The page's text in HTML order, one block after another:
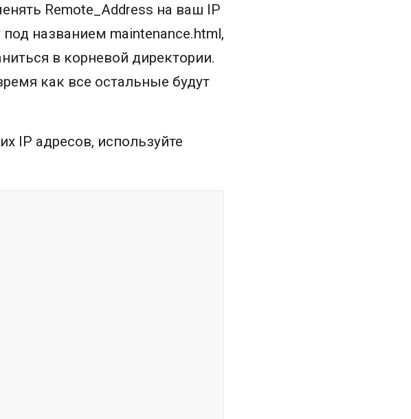
Remote_Address на ваш IP
названием maintenance.html,
в корневой директории.
как все остальные будут
IP адресов, используйте